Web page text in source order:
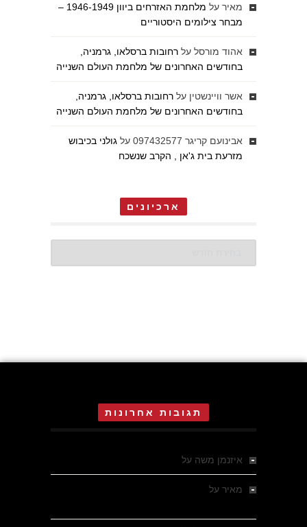
מאיר על
מלחמת האזרחים ביוון 1946-1949 –
מבחר צילומים היסטוריים
אהוד מורסל על רחובות ברסלאו, גרמניה,
בחודשים האחרונים של מלחמת העולם השנייה
אשר וויינשטין על רחובות ברסלאו, גרמניה,
בחודשים האחרונים של מלחמת העולם השנייה
אבינועם קריגר 097432577 על גולני בכיבוש
מזרעת בית ג'אן , הקרב שנשכח
ארכיונים
תגובות אחרונות
איזנמן משה על
מאיר על